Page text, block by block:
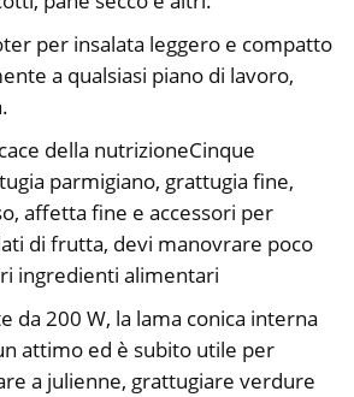
per insalata leggero e compatto
a qualsiasi piano di lavoro,
della nutrizioneCinque
parmigiano, grattugia fine,
affetta fine e accessori per
di frutta, devi manovrare poco
ingredienti alimentari
da 200 W, la lama conica interna
attimo ed è subito utile per
a julienne, grattugiare verdure